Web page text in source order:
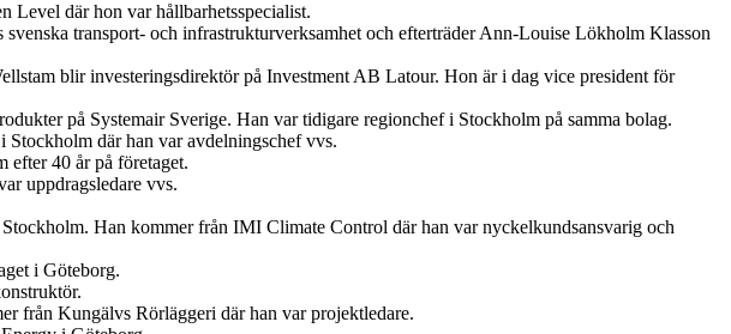
Level där hon var hållbarhetsspecialist.
transport- och infrastrukturverksamhet och efterträder Ann-Louise Lökholm Klasson
blir investeringsdirektör på Investment AB Latour. Hon är i dag vice president för
på Systemair Sverige. Han var tidigare regionchef i Stockholm på samma bolag.
där han var avdelningschef vvs.
efter 40 år på företaget.
uppdragsledare vvs.
Han kommer från IMI Climate Control där han var nyckelkundsansvarig och
i Göteborg.
från Kungälvs Rörläggeri där han var projektledare.